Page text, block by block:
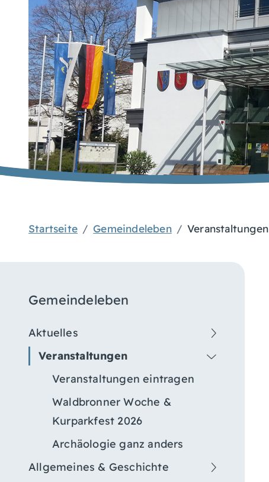
Startseite Gemeindeleben Veranstaltungen
Gemeindeleben
Aktuelles
Veranstaltungen
Veranstaltungen eintragen
Waldbronner Woche &
Kurparkfest 2026
Archäologie ganz anders
Allgemeines & Geschichte